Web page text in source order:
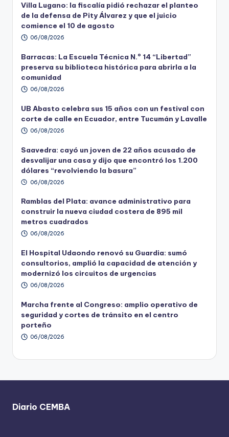
Villa Lugano: la fiscalía pidió rechazar el planteo
de la defensa de Pity Álvarez y que el juicio
comience el 10 de agosto
06/08/2026
Barracas: La Escuela Técnica N.º 14 “Libertad”
preserva su biblioteca histórica para abrirla a la
comunidad
06/08/2026
UB Abasto celebra sus 15 años con un festival con
corte de calle en Ecuador, entre Tucumán y Lavalle
06/08/2026
Saavedra: cayó un joven de 22 años acusado de
desvalijar una casa y dijo que encontró los 1.200
dólares “revolviendo la basura”
06/08/2026
Ramblas del Plata: avance administrativo para
construir la nueva ciudad costera de 895 mil
metros cuadrados
06/08/2026
El Hospital Udaondo renovó su Guardia: sumó
consultorios, amplió la capacidad de atención y
modernizó los circuitos de urgencias
06/08/2026
Marcha frente al Congreso: amplio operativo de
seguridad y cortes de tránsito en el centro
porteño
06/08/2026
Diario CEMBA